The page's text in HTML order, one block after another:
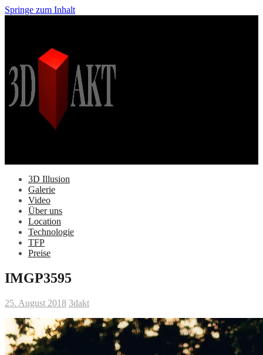
Springe zum Inhalt
3D Illusion
Galerie
Video
Über uns
Location
Technologie
TFP
Preise
IMGP3595
25. August 2018 3dakt